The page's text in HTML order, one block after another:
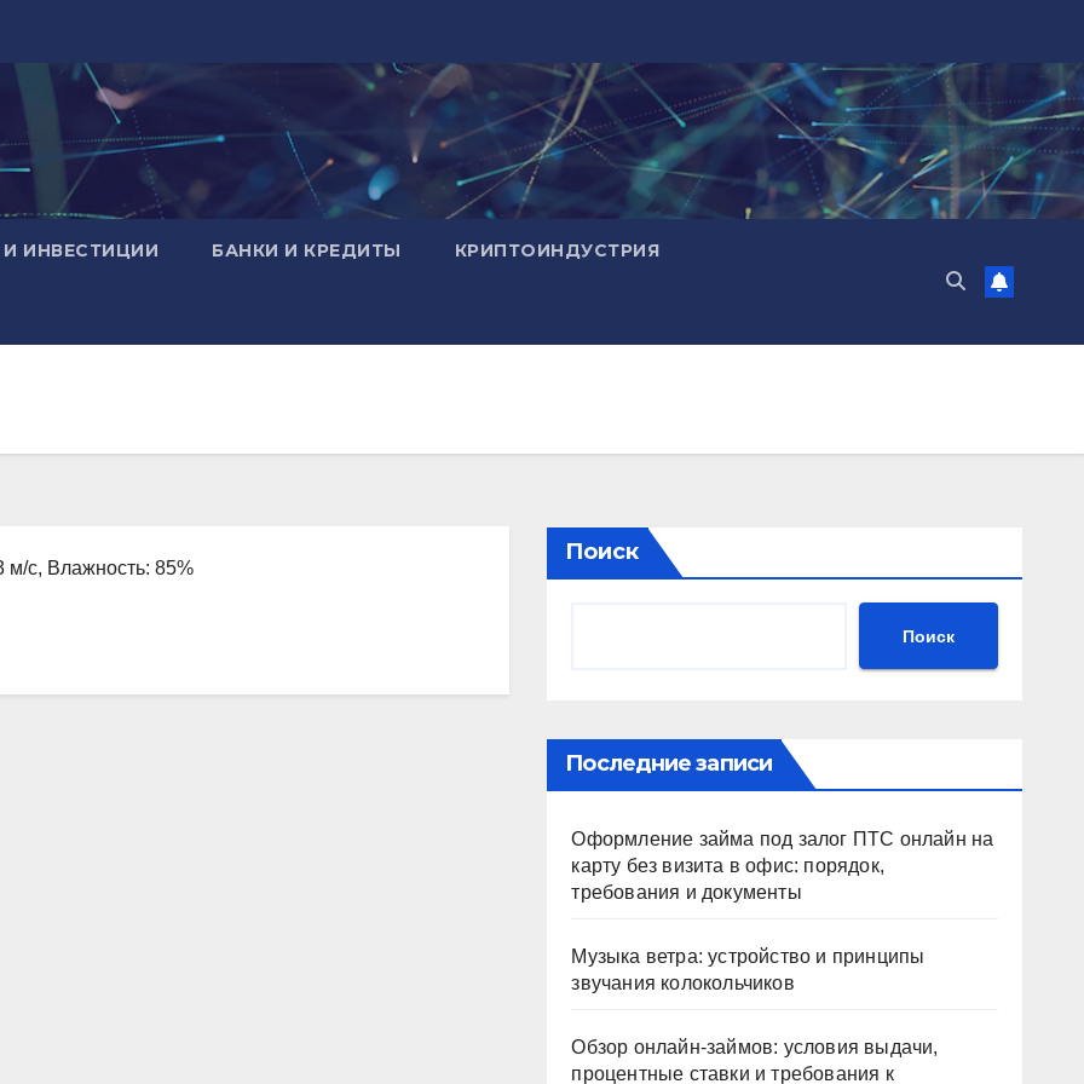
И ИНВЕСТИЦИИ БАНКИ И КРЕДИТЫ КРИПТОИНДУСТРИЯ
м/с, Влажность: 85%
Поиск
Поиск
Последние записи
Оформление займа под залог ПТС онлайн на
карту без визита в офис: порядок,
требования и документы
Музыка ветра: устройство и принципы
звучания колокольчиков
Обзор онлайн-займов: условия выдачи,
процентные ставки и требования к